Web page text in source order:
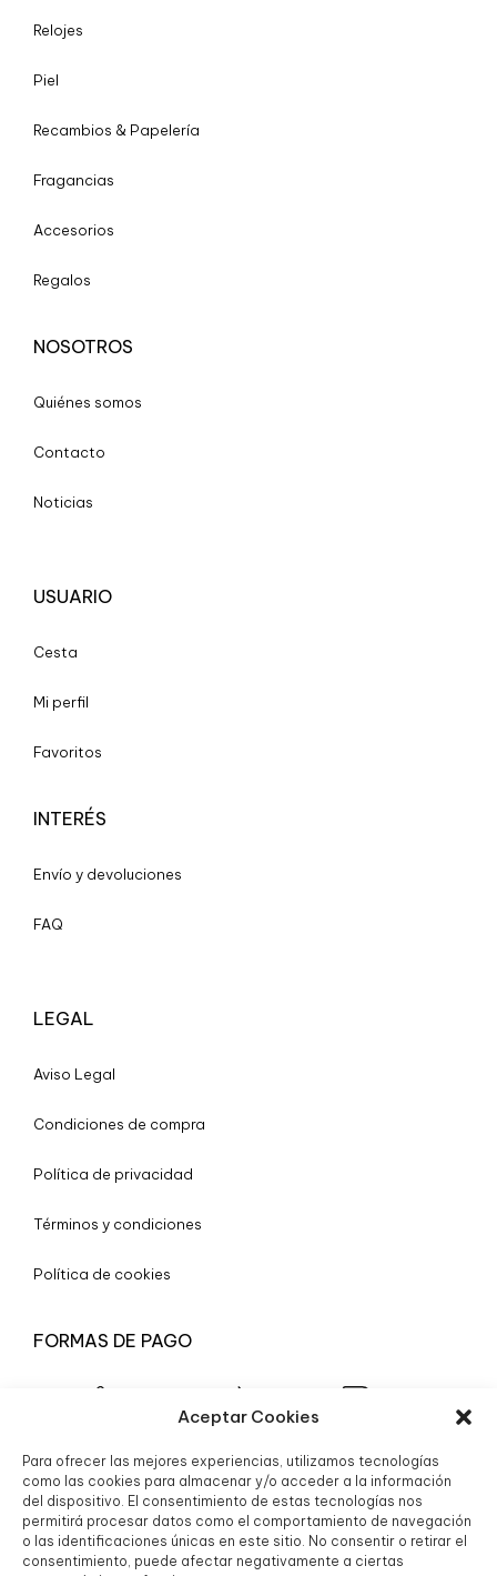
Aceptar Cookies
Para ofrecer las mejores experiencias, utilizamos tecnologías
como las cookies para almacenar y/o acceder a la información
del dispositivo. El consentimiento de estas tecnologías nos
permitirá procesar datos como el comportamiento de navegación
o las identificaciones únicas en este sitio. No consentir o retirar el
consentimiento, puede afectar negativamente a ciertas
Relojes
Piel
Recambios & Papelería
Fragancias
Accesorios
Regalos
NOSOTROS
Quiénes somos
Contacto
Noticias
USUARIO
Cesta
Mi perfil
Favoritos
INTERÉS
Envío y devoluciones
FAQ
LEGAL
Aviso Legal
Condiciones de compra
Política de privacidad
Términos y condiciones
Política de cookies
FORMAS DE PAGO
© 2025 Boutique Granada S.L.